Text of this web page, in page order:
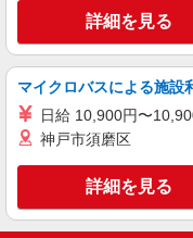
名坂13
キープ
正社員
アスケア訪問入浴 甲賀
月
途交
（月平
ア
詳細を見る
マイクロバスによる施設
日給 10,900円〜
神戸市須磨区
詳細を見る